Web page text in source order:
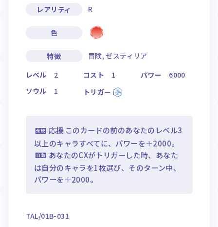
レアリティ R
色
特徴
冒険, ゼスティリア
レベル
2 コスト 1 パワー
6000
ソウル
1 トリガー
応援 このカードの前のあなたのレベル3
以上のキャラすべてに、パワーを＋2000。
あなたのCXがトリガーした時、あなた
は自分のキャラを1枚選び、そのターン中、
パワーを＋2000。
TAL/01B-031